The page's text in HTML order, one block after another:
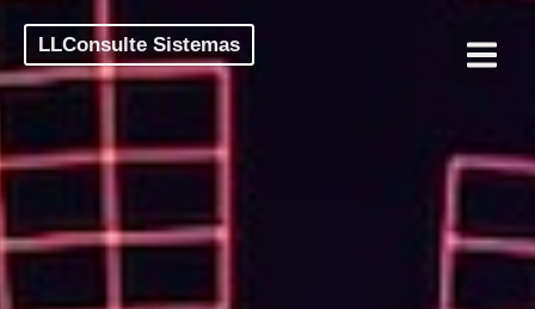
LLConsulte Sistemas